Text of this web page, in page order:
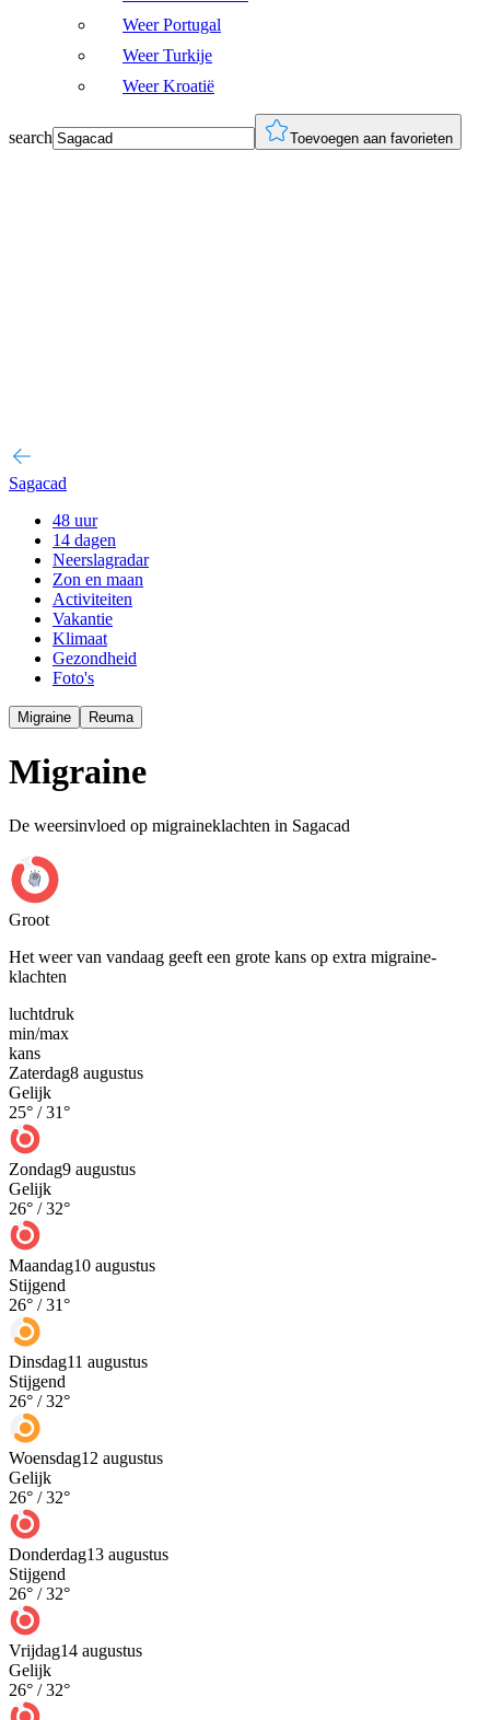
Weer Portugal
Weer Turkije
Weer Kroatië
search Toevoegen aan favorieten
Sagacad
48 uur
14 dagen
Neerslagradar
Zon en maan
Activiteiten
Vakantie
Klimaat
Gezondheid
Foto's
Migraine Reuma
Migraine
De weersinvloed op migraineklachten in Sagacad
Groot
Het weer van vandaag geeft een grote kans op extra migraine-
klachten
luchtdruk
min/max
kans
Zaterdag8 augustus
Gelijk
25° /31°
Zondag9 augustus
Gelijk
26° /32°
Maandag10 augustus
Stijgend
26° /31°
Dinsdag11 augustus
Stijgend
26° /32°
Woensdag12 augustus
Gelijk
26° /32°
Donderdag13 augustus
Stijgend
26° /32°
Vrijdag14 augustus
Gelijk
26° /32°